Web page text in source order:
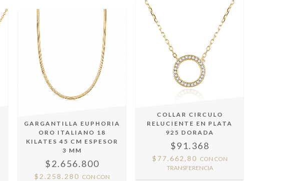
GARGANTILLA EUPHORIA
ORO ITALIANO 18
KILATES 45 CM ESPESOR
3 MM
$2.656.800
$2.258.280 CON CON
COLLAR CIRCULO
RELUCIENTE EN PLATA
925 DORADA
$91.368
$77.662,80 CON CON
TRANSFERENCIA